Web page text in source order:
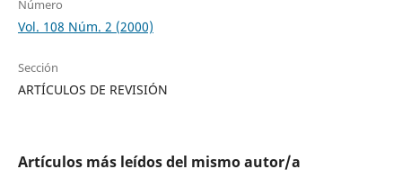
Número
Vol. 108 Núm. 2 (2000)
Sección
ARTÍCULOS DE REVISIÓN
Artículos más leídos del mismo autor/a